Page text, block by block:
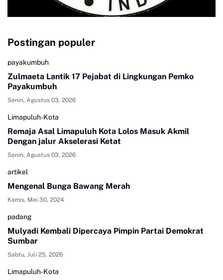
Postingan populer
payakumbuh
Zulmaeta Lantik 17 Pejabat di Lingkungan Pemko
Payakumbuh
Senin, Agustus 03, 2026
Limapuluh-Kota
Remaja Asal Limapuluh Kota Lolos Masuk Akmil
Dengan jalur Akselerasi Ketat
Senin, Agustus 03, 2026
artikel
Mengenal Bunga Bawang Merah
Kamis, Mei 30, 2024
padang
Mulyadi Kembali Dipercaya Pimpin Partai Demokrat
Sumbar
Sabtu, Juli 25, 2026
Limapuluh-Kota